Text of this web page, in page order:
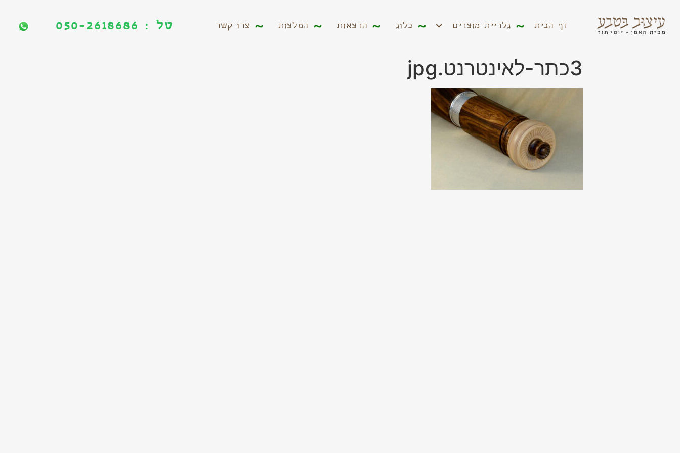
דף הבית גלריית מוצרים בלוג הרצאות המלצות צרו קשר טל : 050-2618686 דף הבית גלריית מוצרים בלוג הרצאות המלצות צרו קשר טל : 050-2618686
3כתר-לאינטרנט.jpg